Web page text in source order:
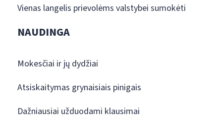
Vienas langelis prievolėms valstybei sumokėti
NAUDINGA
Mokesčiai ir jų dydžiai
Atsiskaitymas grynaisiais pinigais
Dažniausiai užduodami klausimai